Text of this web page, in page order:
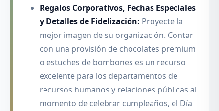
Regalos Corporativos, Fechas Especiales
y Detalles de Fidelización: Proyecte la
mejor imagen de su organización. Contar
con una provisión de chocolates premium
o estuches de bombones es un recurso
excelente para los departamentos de
recursos humanos y relaciones públicas al
momento de celebrar cumpleaños, el Día